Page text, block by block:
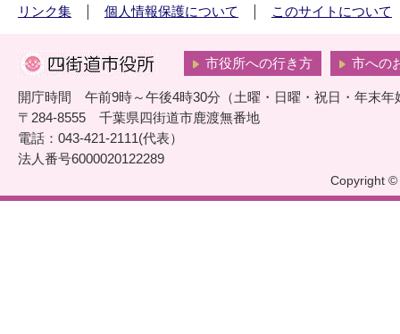
リンク集 個人情報保護について このサイトについて
市役所への行き方 市への
開庁時間 午前9時～午後4時30分（土曜・日曜・祝日・年末年
〒284-8555 千葉県四街道市鹿渡無番地
電話：043-421-2111(代表）
法人番号6000020122289
Copyright ©